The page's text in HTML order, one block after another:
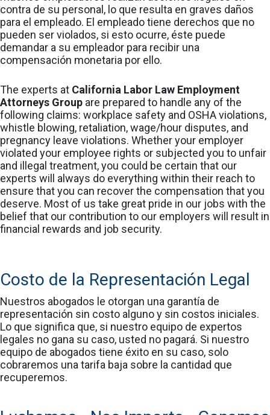
contra de su personal, lo que resulta en graves daños
para el empleado. El empleado tiene derechos que no
pueden ser violados, si esto ocurre, éste puede
demandar a su empleador para recibir una
compensación monetaria por ello.
The experts at California Labor Law Employment
Attorneys Group are prepared to handle any of the
following claims: workplace safety and OSHA violations,
whistle blowing, retaliation, wage/hour disputes, and
pregnancy leave violations. Whether your employer
violated your employee rights or subjected you to unfair
and illegal treatment, you could be certain that our
experts will always do everything within their reach to
ensure that you can recover the compensation that you
deserve. Most of us take great pride in our jobs with the
belief that our contribution to our employers will result in
financial rewards and job security.
Costo de la Representación Legal
Nuestros abogados le otorgan una garantía de
representación sin costo alguno y sin costos iniciales.
Lo que significa que, si nuestro equipo de expertos
legales no gana su caso, usted no pagará. Si nuestro
equipo de abogados tiene éxito en su caso, solo
cobraremos una tarifa baja sobre la cantidad que
recuperemos.